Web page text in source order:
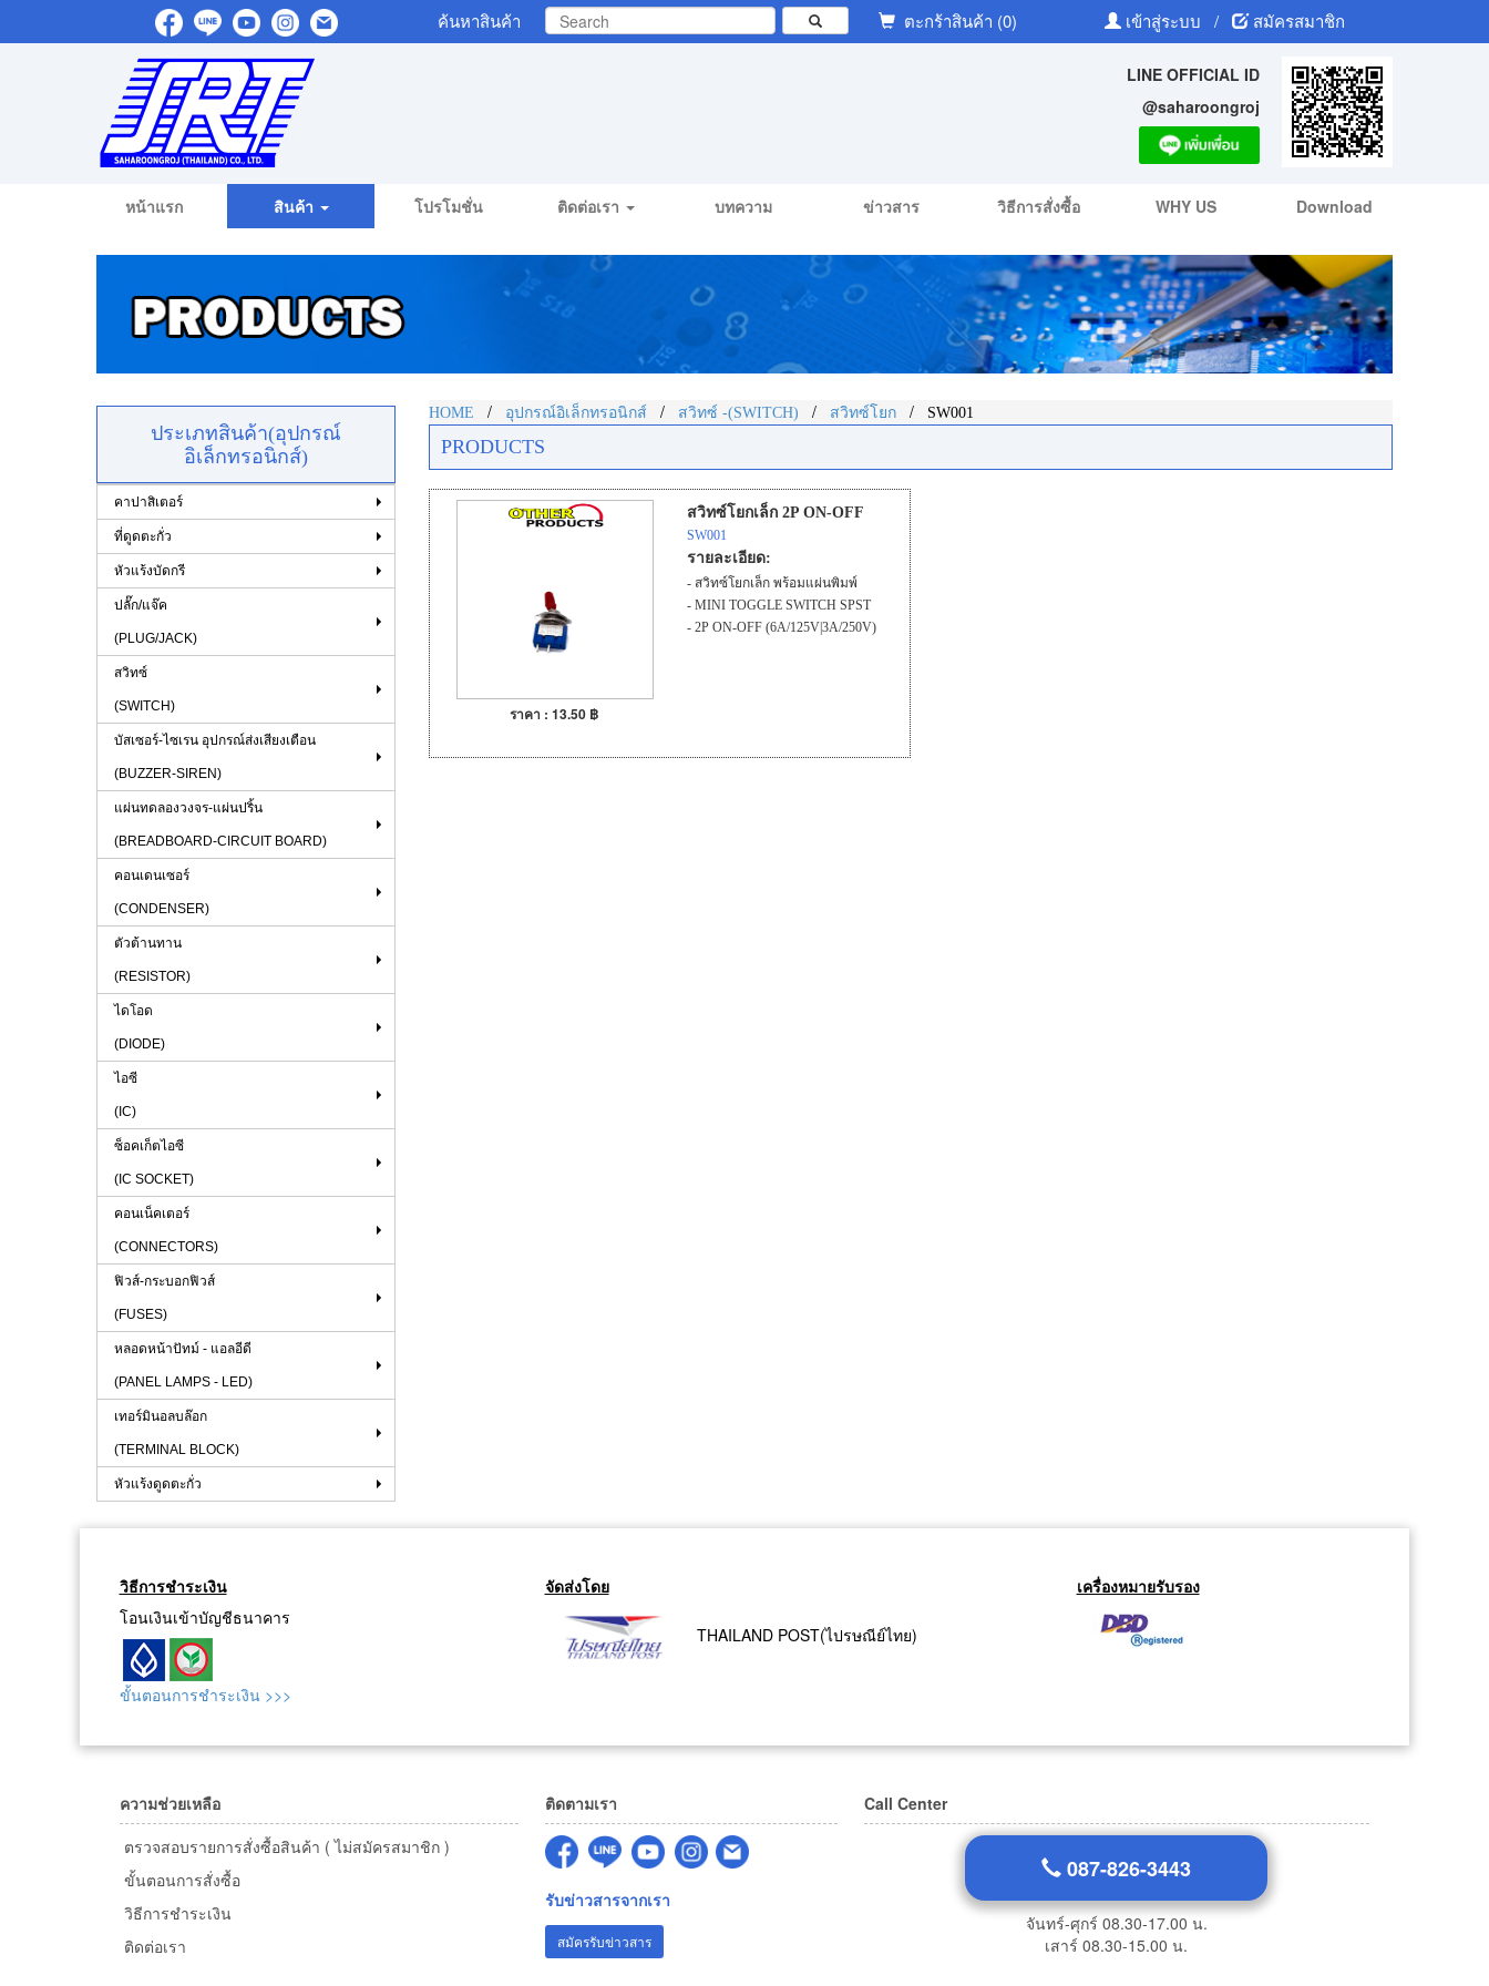
ค้นหาสินค้า ตะกร้าสินค้า (0) เข้าสู่ระบบ / สมัครสมาชิก
LINE OFFICIAL ID
@saharoongroj
หน้าแรก สินค้า โปรโมชั่น ติดต่อเรา บทความ ข่าวสาร วิธีการสั่งซื้อ WHY US Download
ประเภทสินค้า(อุปกรณ์
อิเล็กทรอนิกส์)
คาปาสิเตอร์
ที่ดูดตะกั่ว
หัวแร้งบัดกรี
ปลั๊ก/แจ๊ค
(PLUG/JACK)
สวิทซ์
(SWITCH)
บัสเซอร์-ไซเรน อุปกรณ์ส่งเสียงเตือน
(BUZZER-SIREN)
แผ่นทดลองวงจร-แผ่นปริ้น
(BREADBOARD-CIRCUIT BOARD)
คอนเดนเซอร์
(CONDENSER)
ตัวต้านทาน
(RESISTOR)
ไดโอด
(DIODE)
ไอซี
(IC)
ซ็อคเก็ตไอซี
(IC SOCKET)
คอนเน็คเตอร์
(CONNECTORS)
ฟิวส์-กระบอกฟิวส์
(FUSES)
หลอดหน้าปัทม์ - แอลอีดี
(PANEL LAMPS - LED)
เทอร์มินอลบล๊อก
(TERMINAL BLOCK)
หัวแร้งดูดตะกั่ว
HOME / อุปกรณ์อิเล็กทรอนิกส์ / สวิทซ์ -(SWITCH) / สวิทซ์โยก / SW001
PRODUCTS
สวิทซ์โยกเล็ก 2P ON-OFF
SW001
รายละเอียด:
- สวิทซ์โยกเล็ก พร้อมแผ่นพิมพ์
- MINI TOGGLE SWITCH SPST
- 2P ON-OFF (6A/125V|3A/250V)
ราคา : 13.50 ฿
วิธีการชำระเงิน
โอนเงินเข้าบัญชีธนาคาร
ขั้นตอนการชำระเงิน >>>
จัดส่งโดย
THAILAND POST(ไปรษณีย์ไทย)
เครื่องหมายรับรอง
ความช่วยเหลือ
ตรวจสอบรายการสั่งซื้อสินค้า ( ไม่สมัครสมาชิก )
ขั้นตอนการสั่งซื้อ
วิธีการชำระเงิน
ติดต่อเรา
ติดตามเรา
รับข่าวสารจากเรา
สมัครรับข่าวสาร
Call Center
087-826-3443
จันทร์-ศุกร์ 08.30-17.00 น.
เสาร์ 08.30-15.00 น.